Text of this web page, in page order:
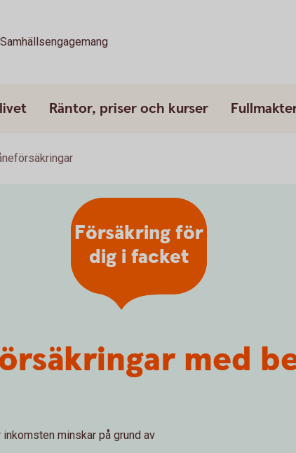
Samhällsengagemang
Räntor, priser och kurser
med
minskar på grund av
Försäkring för
dig i facket